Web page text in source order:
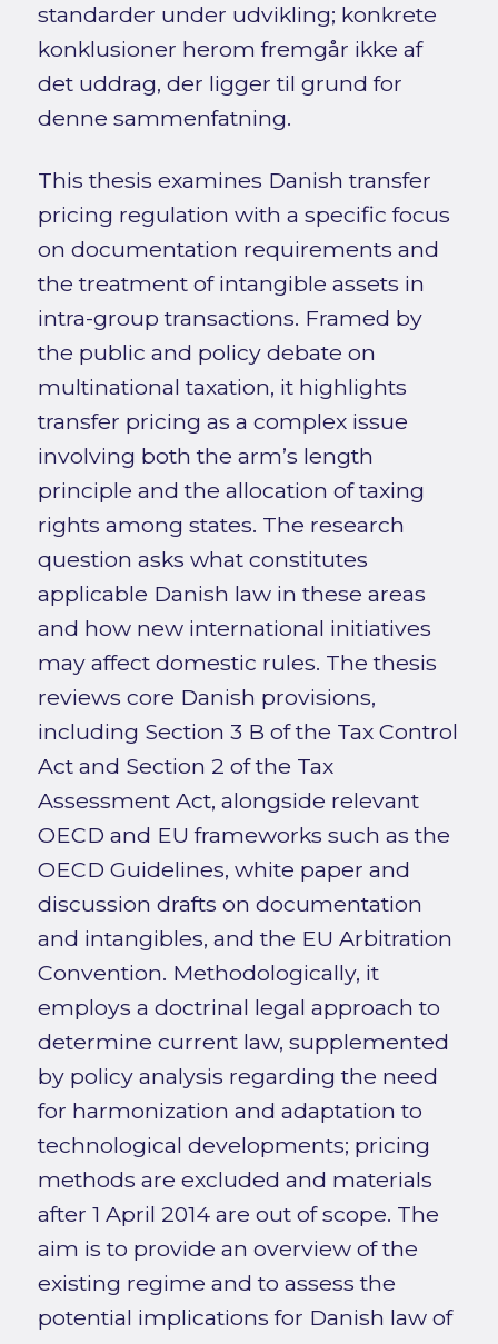
standarder under udvikling; konkrete
konklusioner herom fremgår ikke af
det uddrag, der ligger til grund for
denne sammenfatning.
This thesis examines Danish transfer
pricing regulation with a specific focus
on documentation requirements and
the treatment of intangible assets in
intra-group transactions. Framed by
the public and policy debate on
multinational taxation, it highlights
transfer pricing as a complex issue
involving both the arm’s length
principle and the allocation of taxing
rights among states. The research
question asks what constitutes
applicable Danish law in these areas
and how new international initiatives
may affect domestic rules. The thesis
reviews core Danish provisions,
including Section 3 B of the Tax Control
Act and Section 2 of the Tax
Assessment Act, alongside relevant
OECD and EU frameworks such as the
OECD Guidelines, white paper and
discussion drafts on documentation
and intangibles, and the EU Arbitration
Convention. Methodologically, it
employs a doctrinal legal approach to
determine current law, supplemented
by policy analysis regarding the need
for harmonization and adaptation to
technological developments; pricing
methods are excluded and materials
after 1 April 2014 are out of scope. The
aim is to provide an overview of the
existing regime and to assess the
potential implications for Danish law of